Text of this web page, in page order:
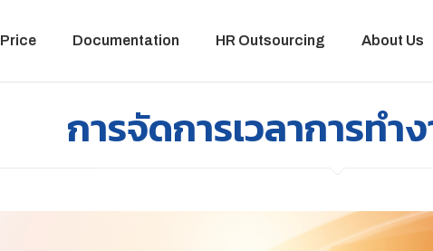
Price Documentation HR Outsourcing About Us
การจัดการเวลาการท